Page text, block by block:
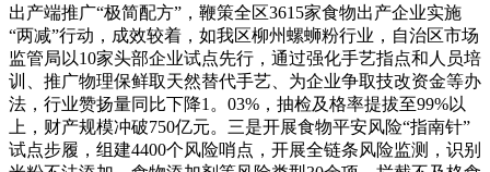
出产端推广“极简配方”，鞭策全区3615家食物出产企业实施
“两减”行动，成效较着，如我区柳州螺蛳粉行业，自治区市场
监管局以10家头部企业试点先行，通过强化手艺指点和人员培
训、推广物理保鲜取天然替代手艺、为企业争取技改资金等办
法，行业赞扬量同比下降1。03%，抽检及格率提拔至99%以
上，财产规模冲破750亿元。三是开展食物平安风险“指南针”
试点步履，组建4400个风险哨点，开展全链条风险监测，识别